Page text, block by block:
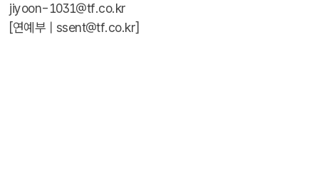
jiyoon-1031@tf.co.kr
[연예부 | ssent@tf.co.kr]